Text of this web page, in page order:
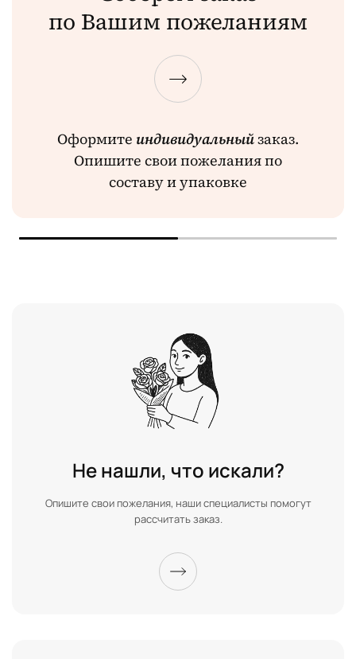
по Вашим пожеланиям
Оформите индивидуальныйзаказ.
Опишите свои пожелания по
составу и упаковке
Не нашли, что искали?
Опишите свои пожелания, наши специалисты помогут
рассчитать заказ.